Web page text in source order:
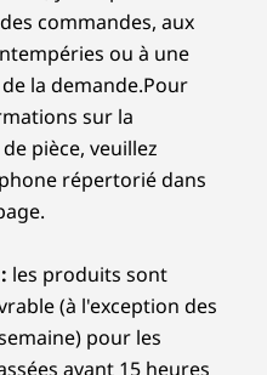
64GB
Dual
dur
2TB PCIe
4 M.2
Magasiner
Comparer
Up to
channel
PCIe Gen4
QLC (2242)
giving you the freedom
as your project
durable?
is built to last. It has
grade durability
enough to
of daily use.
trust it to keep up
la demande.Pour
sur la
pièce, veuillez
répertorié dans
les produits sont
(à l'exception des
pour les
avant 15 heures
ou dont le
limitées en